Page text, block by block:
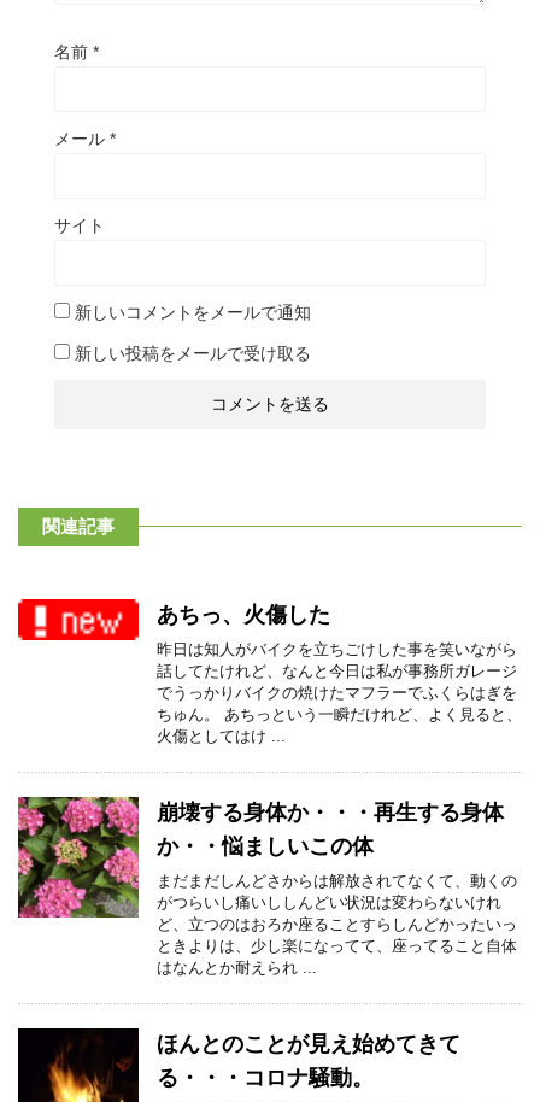
名前 *
メール *
サイト
新しいコメントをメールで通知
新しい投稿をメールで受け取る
関連記事
あちっ、火傷した
昨日は知人がバイクを立ちごけした事を笑いながら
話してたけれど、なんと今日は私が事務所ガレージ
でうっかりバイクの焼けたマフラーでふくらはぎを
ちゅん。 あちっという一瞬だけれど、よく見ると、
火傷としてはけ ...
崩壊する身体か・・・再生する身体
か・・悩ましいこの体
まだまだしんどさからは解放されてなくて、動くの
がつらいし痛いししんどい状況は変わらないけれ
ど、立つのはおろか座ることすらしんどかったいっ
ときよりは、少し楽になってて、座ってること自体
はなんとか耐えられ ...
ほんとのことが見え始めてきて
る・・・コロナ騒動。